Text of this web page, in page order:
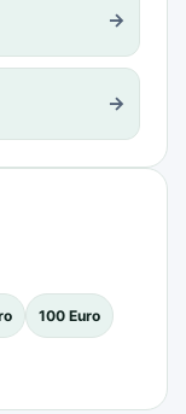
→
→
100 Euro